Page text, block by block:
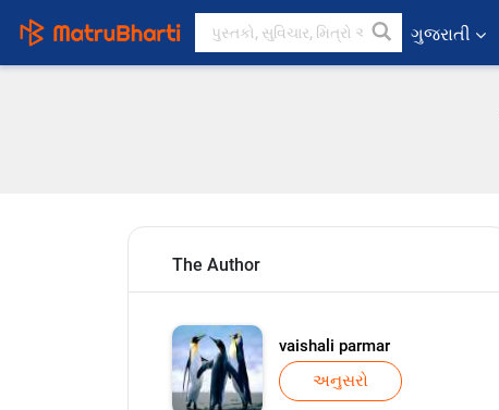
ગુજરાતી
The Author
vaishali parmar
અનુસરો